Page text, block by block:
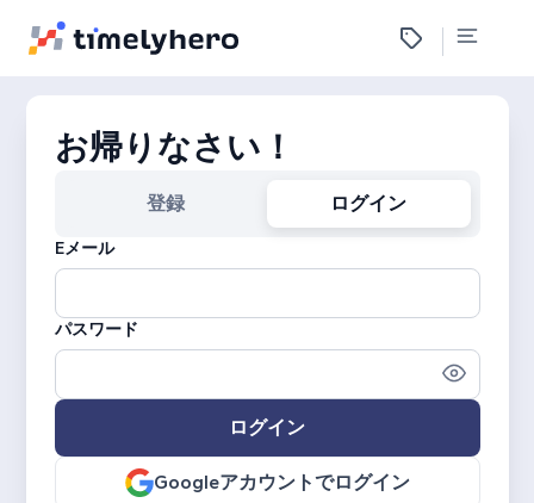
お帰りなさい！
登録 ログイン
Eメール
パスワード
ログイン
Googleアカウントでログイン